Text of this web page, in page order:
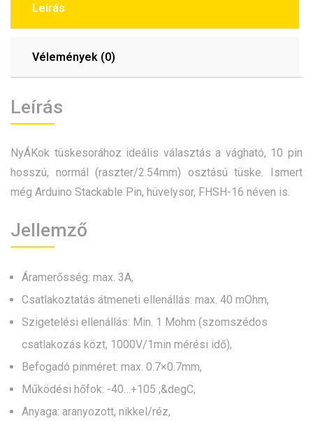
Leírás
Vélemények (0)
Leírás
NyÁKok tüskesorához ideális választás a vágható, 10 pin
hosszú, normál (raszter/2.54mm) osztású tüske. Ismert
még Arduino Stackable Pin, hüvelysor, FHSH-16 néven is.
Jellemző
Áramerősség: max. 3A,
Csatlakoztatás átmeneti ellenállás: max. 40 mOhm,
Szigetelési ellenállás: Min. 1 Mohm (szomszédos
csatlakozás közt, 1000V/1min mérési idő),
Befogadó pinméret: max. 0.7×0.7mm,
Működési hőfok: -40…+105 ;&degC,
Anyaga: aranyozott, nikkel/réz,